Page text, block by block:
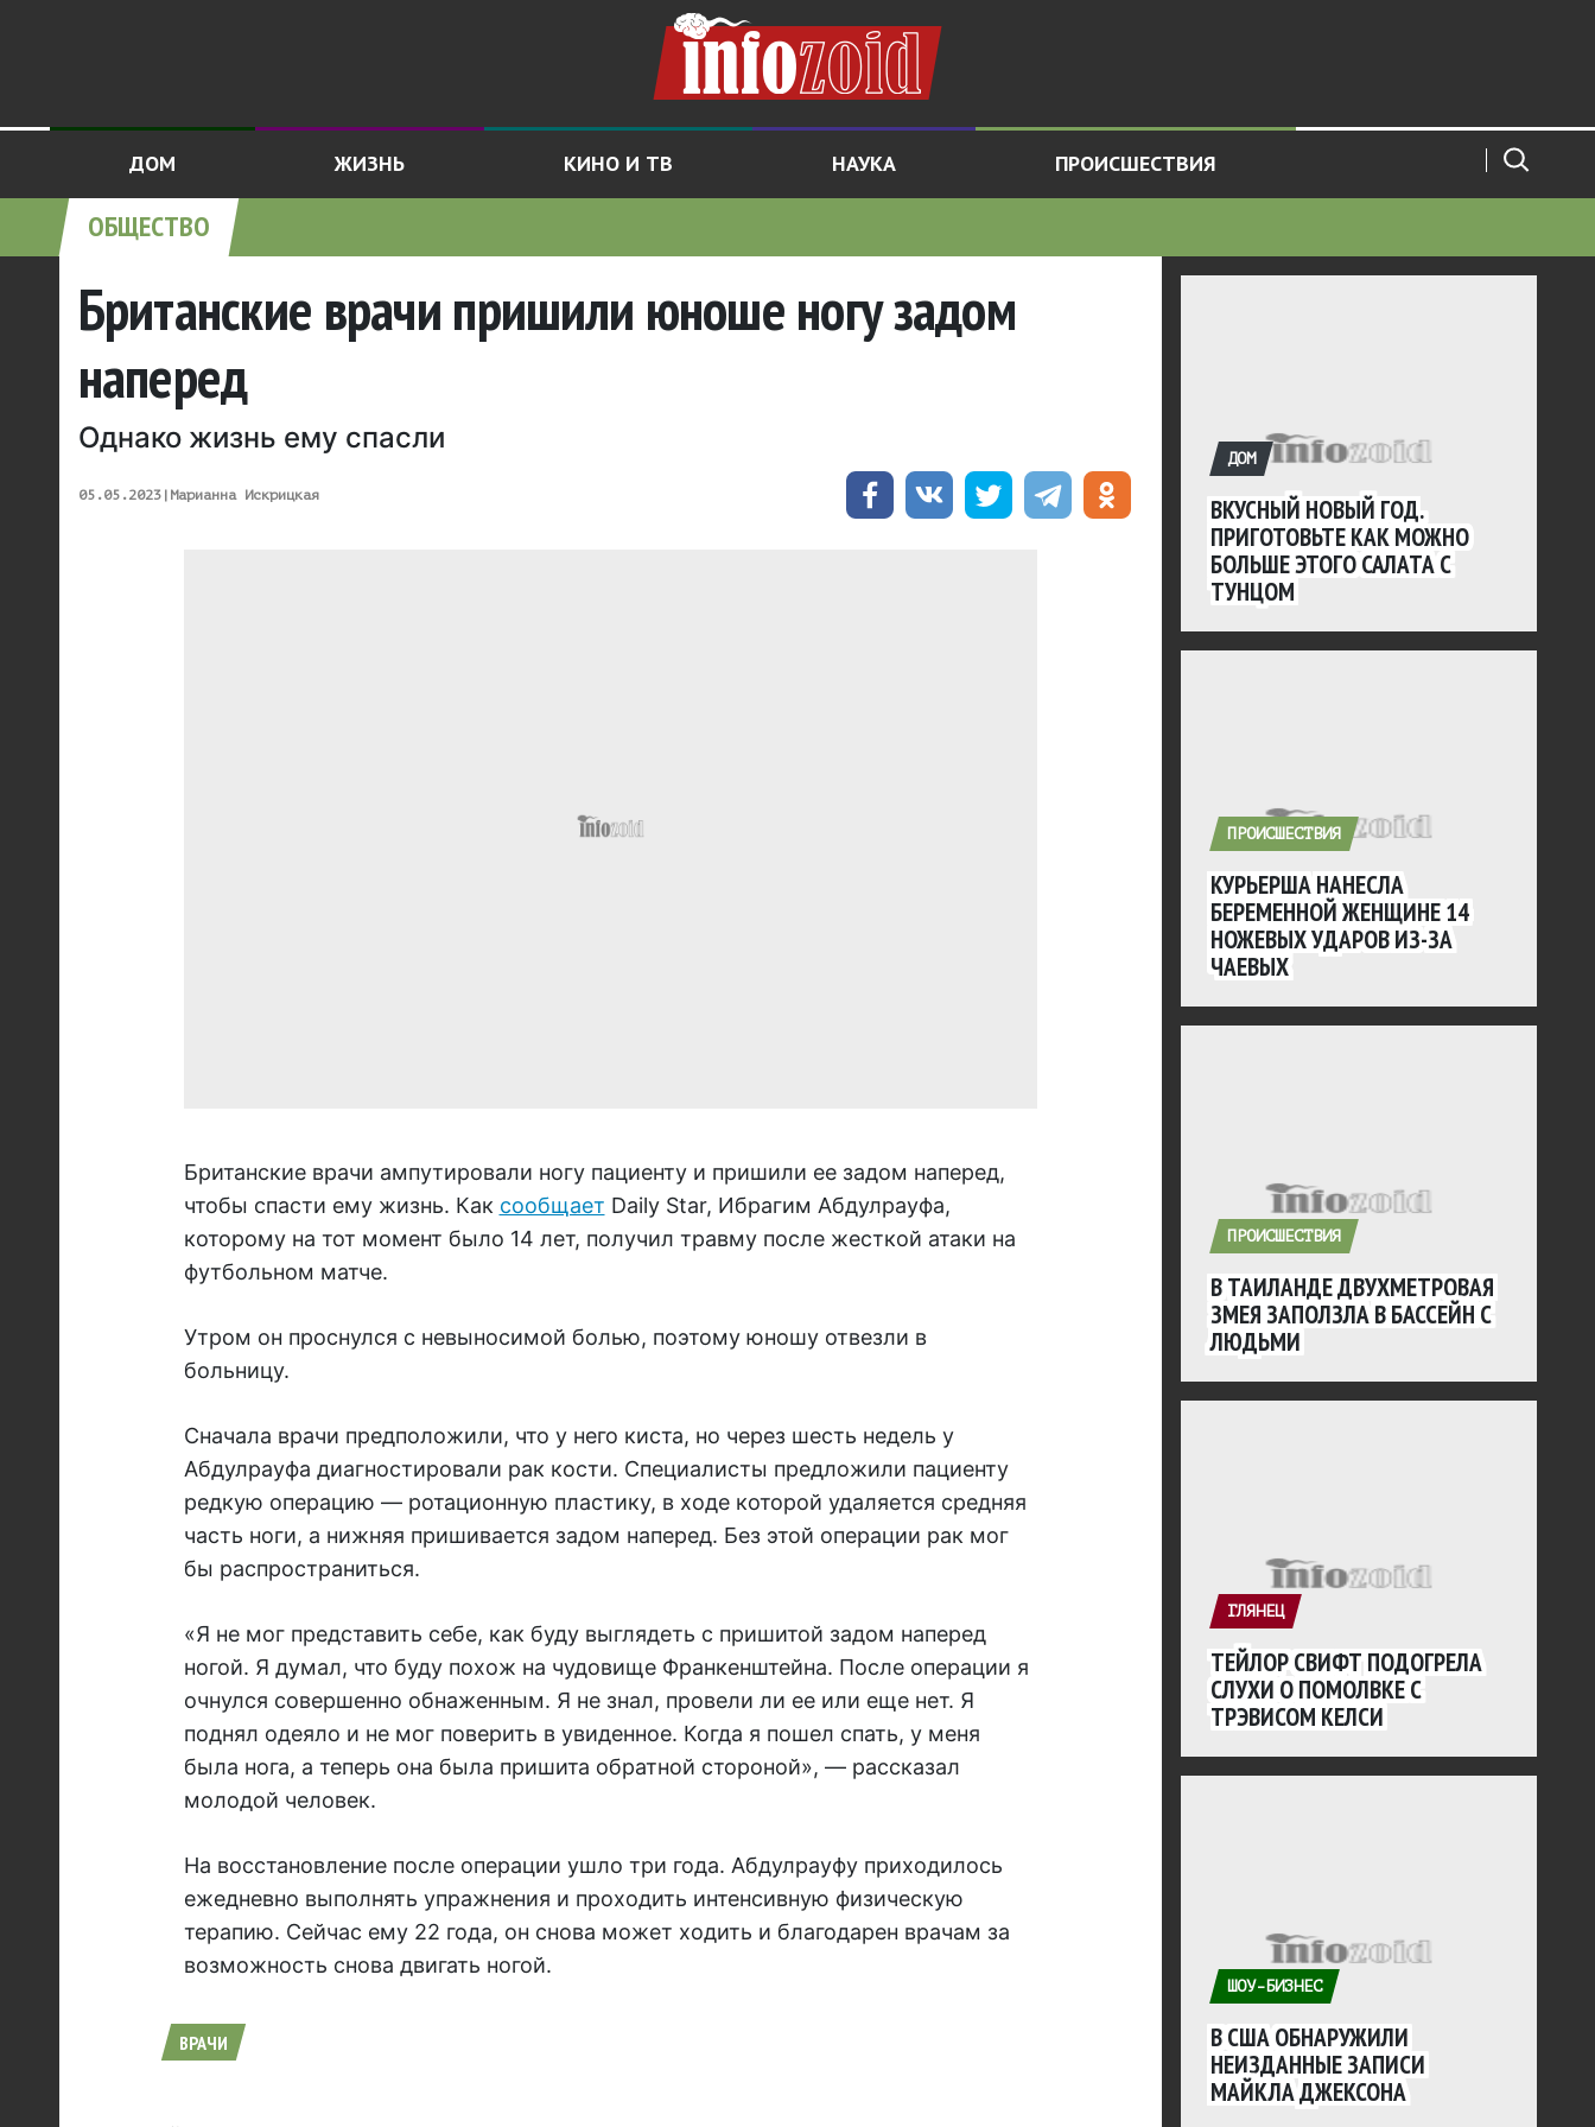
ДОМ ЖИЗНЬ КИНО И ТВ НАУКА ПРОИСШЕСТВИЯ
ОБЩЕСТВО
Британские врачи пришили юноше ногу задом
наперед
Однако жизнь ему спасли
05.05.2023| Марианна Искрицкая
Британские врачи ампутировали ногу пациенту и пришили ее задом наперед,
чтобы спасти ему жизнь. Как сообщает Daily Star, Ибрагим Абдулрауфа,
которому на тот момент было 14 лет, получил травму после жесткой атаки на
футбольном матче.
Утром он проснулся с невыносимой болью, поэтому юношу отвезли в
больницу.
Сначала врачи предположили, что у него киста, но через шесть недель у
Абдулрауфа диагностировали рак кости. Специалисты предложили пациенту
редкую операцию — ротационную пластику, в ходе которой удаляется средняя
часть ноги, а нижняя пришивается задом наперед. Без этой операции рак мог
бы распространиться.
«Я не мог представить себе, как буду выглядеть с пришитой задом наперед
ногой. Я думал, что буду похож на чудовище Франкенштейна. После операции я
очнулся совершенно обнаженным. Я не знал, провели ли ее или еще нет. Я
поднял одеяло и не мог поверить в увиденное. Когда я пошел спать, у меня
была нога, а теперь она была пришита обратной стороной», — рассказал
молодой человек.
На восстановление после операции ушло три года. Абдулрауфу приходилось
ежедневно выполнять упражнения и проходить интенсивную физическую
терапию. Сейчас ему 22 года, он снова может ходить и благодарен врачам за
возможность снова двигать ногой.
ВРАЧИ
ДОМ
ВКУСНЫЙ НОВЫЙ ГОД.
ПРИГОТОВЬТЕ КАК МОЖНО
БОЛЬШЕ ЭТОГО САЛАТА С
ТУНЦОМ
ПРОИСШЕСТВИЯ
КУРЬЕРША НАНЕСЛА
БЕРЕМЕННОЙ ЖЕНЩИНЕ 14
НОЖЕВЫХ УДАРОВ ИЗ-ЗА
ЧАЕВЫХ
ПРОИСШЕСТВИЯ
В ТАИЛАНДЕ ДВУХМЕТРОВАЯ
ЗМЕЯ ЗАПОЛЗЛА В БАССЕЙН С
ЛЮДЬМИ
ГЛЯНЕЦ
ТЕЙЛОР СВИФТ ПОДОГРЕЛА
СЛУХИ О ПОМОЛВКЕ С
ТРЭВИСОМ КЕЛСИ
ШОУ-БИЗНЕС
В США ОБНАРУЖИЛИ
НЕИЗДАННЫЕ ЗАПИСИ
МАЙКЛА ДЖЕКСОНА